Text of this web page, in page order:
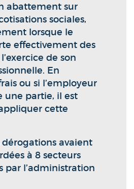
abattement sur
sociales,
lorsque le
effectivement des
de son
En
ou si l’employeur
une partie, il est
cette
dérogations avaient
à 8 secteurs
par l’administration